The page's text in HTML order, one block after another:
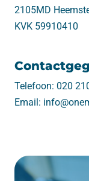
2105MD
KVK 59910410
Telefoon: 020
Email: